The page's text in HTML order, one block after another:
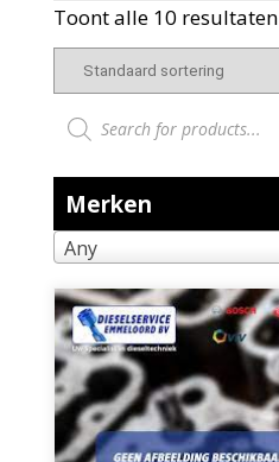
Toont alle 10 resultaten
Producten zoeken
Merken
Any